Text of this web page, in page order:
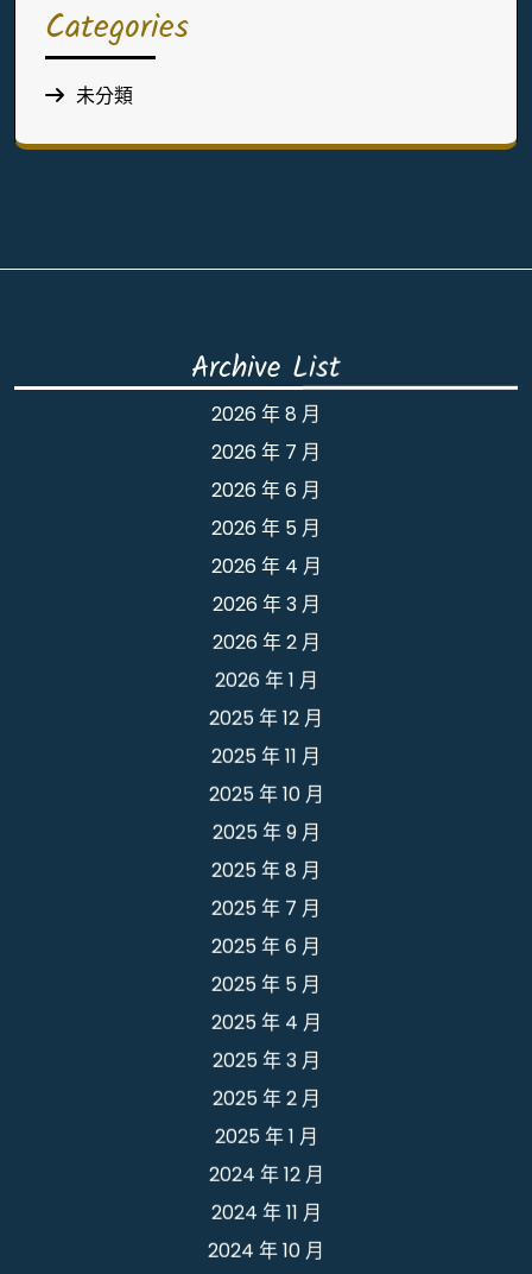
Categories
未分類
Archive List
2026 年 8 月
2026 年 7 月
2026 年 6 月
2026 年 5 月
2026 年 4 月
2026 年 3 月
2026 年 2 月
2026 年 1 月
2025 年 12 月
2025 年 11 月
2025 年 10 月
2025 年 9 月
2025 年 8 月
2025 年 7 月
2025 年 6 月
2025 年 5 月
2025 年 4 月
2025 年 3 月
2025 年 2 月
2025 年 1 月
2024 年 12 月
2024 年 11 月
2024 年 10 月